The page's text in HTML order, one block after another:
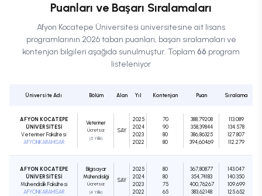
Puanları ve Başarı Sıralamaları
Afyon Kocatepe Üniversitesi üniversitesine ait lisans
programlarının 2026 taban puanları, başarı sıralamaları ve
kontenjan bilgileri aşağıda sunulmuştur. Toplam 66 program
listeleniyor
Üniversite Adı Bölüm Alan Yıl Kontenjan Puan Sıralama
AFYON KOCATEPE
ÜNİVERSİTESİ
Veteriner Fakültesi
AFYONKARAHİSAR
Veteriner
Ücretsiz
(5 Yıllık)
SAY
2025
2024
2023
2022
70
90
80
80
388,79208
358,39844
386,86325
394,60469
113.089
134.578
127.807
112.279
AFYON KOCATEPE
ÜNİVERSİTESİ
Mühendislik Fakültesi
AFYONKARAHİSAR
Bilgisayar
Mühendisliği
Ücretsiz
(4 Yıllık)
SAY
2025
2024
2023
2022
80
80
75
65
367,80877
354,74183
400,76267
383,62148
143.047
140.350
109.699
125.652